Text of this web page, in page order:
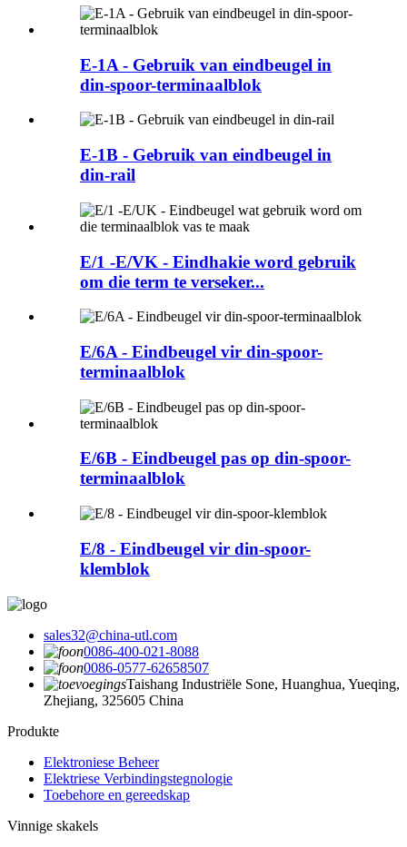
E-1A - Gebruik van eindbeugel in
din-spoor-terminaalblok
E-1B - Gebruik van eindbeugel in
din-rail
E/1 -E/VK - Eindhakie word gebruik
om die term te verseker...
E/6A - Eindbeugel vir din-spoor-
terminaalblok
E/6B - Eindbeugel pas op din-spoor-
terminaalblok
E/8 - Eindbeugel vir din-spoor-
klemblok
sales32@china-utl.com
0086-400-021-8088
0086-0577-62658507
Taishang Industriële Sone, Huanghua, Yueqing,
Zhejiang, 325605 China
Produkte
Elektroniese Beheer
Elektriese Verbindingstegnologie
Toebehore en gereedskap
Vinnige skakels